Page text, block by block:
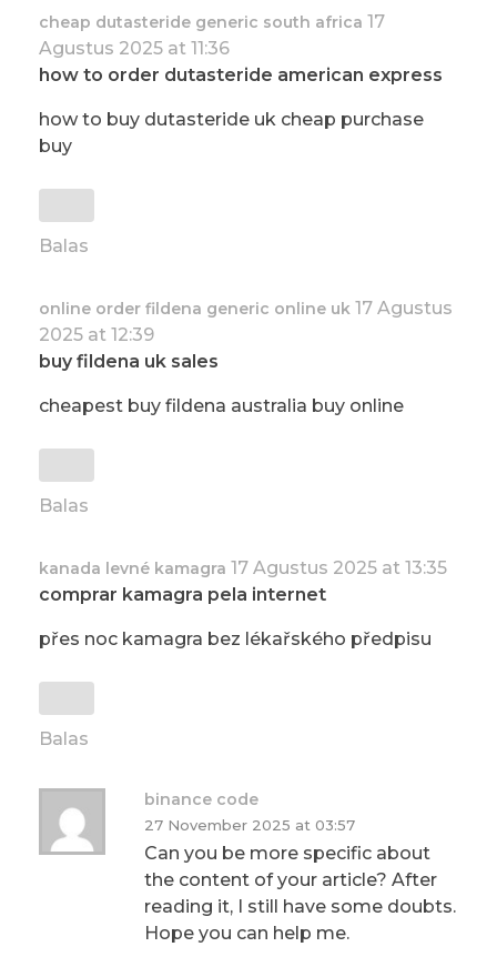
cheap dutasteride generic south africa 17
Agustus 2025 at 11:36
how to order dutasteride american express
how to buy dutasteride uk cheap purchase
buy
Balas
online order fildena generic online uk 17 Agustus
2025 at 12:39
buy fildena uk sales
cheapest buy fildena australia buy online
Balas
kanada levné kamagra 17 Agustus 2025 at 13:35
comprar kamagra pela internet
přes noc kamagra bez lékařského předpisu
Balas
binance code
27 November 2025 at 03:57
Can you be more specific about
the content of your article? After
reading it, I still have some doubts.
Hope you can help me.